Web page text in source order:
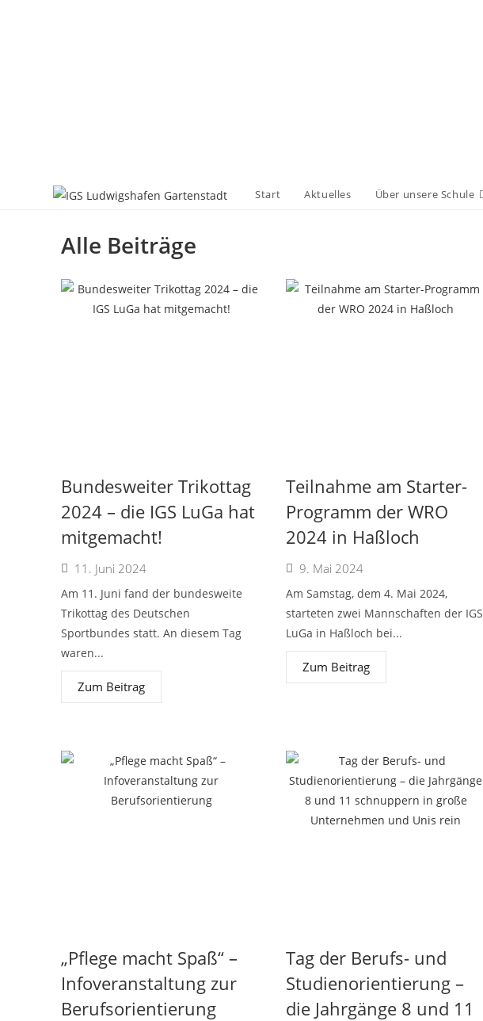
Start Aktuelles Über unsere Schule
Alle Beiträge
Bundesweiter Trikottag
2024 – die IGS LuGa hat
mitgemacht!
11. Juni 2024
Am 11. Juni fand der bundesweite
Trikottag des Deutschen
Sportbundes statt. An diesem Tag
waren...
Zum Beitrag
Teilnahme am Starter-
Programm der WRO
2024 in Haßloch
9. Mai 2024
Am Samstag, dem 4. Mai 2024,
starteten zwei Mannschaften der IGS
LuGa in Haßloch bei...
Zum Beitrag
„Pflege macht Spaß“ –
Infoveranstaltung zur
Berufsorientierung
Tag der Berufs- und
Studienorientierung –
die Jahrgänge 8 und 11